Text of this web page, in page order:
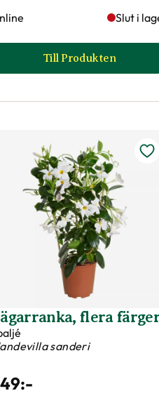
Slut i
Till Produkten
till Afrikas blå
flera
sanderi
:-